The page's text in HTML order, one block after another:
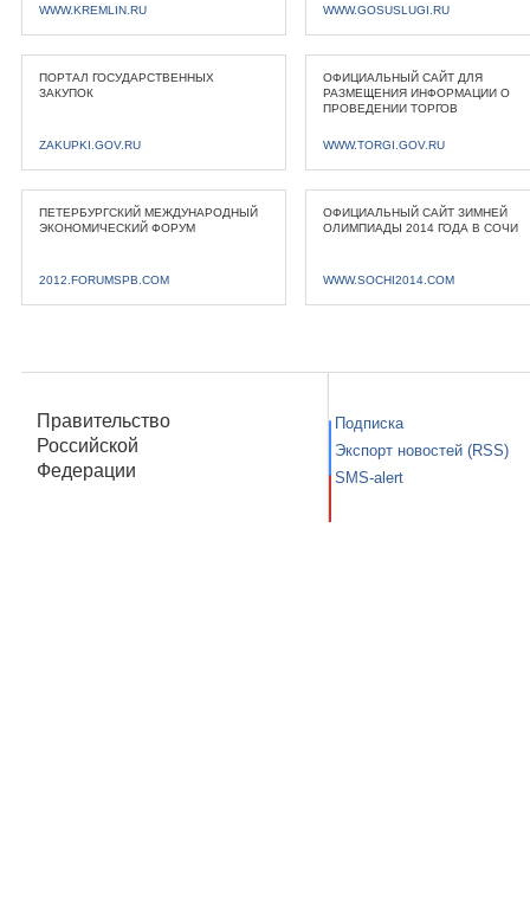
WWW.KREMLIN.RU WWW.GOSUSLUGI.RU
ПОРТАЛ ГОСУДАРСТВЕННЫХ
ЗАКУПОК
ZAKUPKI.GOV.RU
ОФИЦИАЛЬНЫЙ САЙТ ДЛЯ
РАЗМЕЩЕНИЯ ИНФОРМАЦИИ О
ПРОВЕДЕНИИ ТОРГОВ
WWW.TORGI.GOV.RU
ПЕТЕРБУРГСКИЙ МЕЖДУНАРОДНЫЙ
ЭКОНОМИЧЕСКИЙ ФОРУМ
2012.FORUMSPB.COM
ОФИЦИАЛЬНЫЙ САЙТ ЗИМНЕЙ
ОЛИМПИАДЫ 2014 ГОДА В СОЧИ
WWW.SOCHI2014.COM
Правительство
Российской
Федерации
Подписка
Экспорт новостей (RSS)
SMS-alert